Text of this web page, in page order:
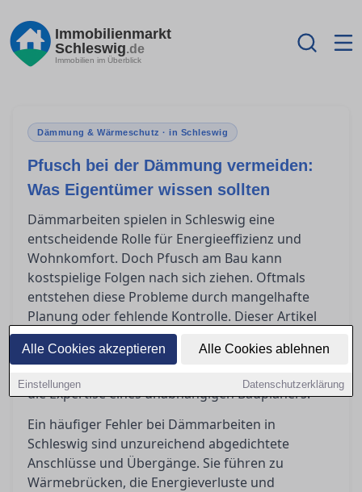
Alle Cookies akzeptieren Alle Cookies ablehnen
Einstellungen Datenschutzerklärung
Immobilienmarkt
Schleswig.de
Immobilien im Überblick
Dämmung & Wärmeschutz · in Schleswig
Pfusch bei der Dämmung vermeiden:
Was Eigentümer wissen sollten
Dämmarbeiten spielen in Schleswig eine
entscheidende Rolle für Energieeffizienz und
Wohnkomfort. Doch Pfusch am Bau kann
kostspielige Folgen nach sich ziehen. Oftmals
entstehen diese Probleme durch mangelhafte
Planung oder fehlende Kontrolle. Dieser Artikel
zeigt typische Fehler auf und bietet praxisnahe
Tipps, wie Eigentümer Qualität sicherstellen
die Expertise eines unabhängigen Bauplaners.
Ein häufiger Fehler bei Dämmarbeiten in
Schleswig sind unzureichend abgedichtete
Anschlüsse und Übergänge. Sie führen zu
Wärmebrücken, die Energieverluste und